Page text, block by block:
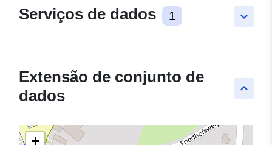
keyboard_arrow_down
Serviços de dados 1
keyboard_arrow_up
Extensão de conjunto de
dados
+